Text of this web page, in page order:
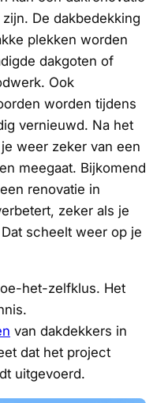
De dakbedekking
plekken worden
dakgoten of
Ook
worden tijdens
vernieuwd. Na het
weer zeker van een
meegaat. Bijkomend
renovatie in
zeker als je
scheelt weer op je
het-zelfklus. Het
van dakdekkers in
dat het project
uitgevoerd.